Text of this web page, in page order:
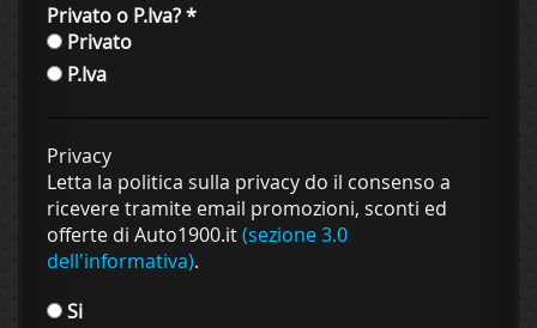
Privato o P.Iva?*
Privato
P.Iva
Privacy
Letta la politica sulla privacy do il consenso a
ricevere tramite email promozioni, sconti ed
offerte di Auto1900.it(sezione 3.0
dell'informativa).
Si